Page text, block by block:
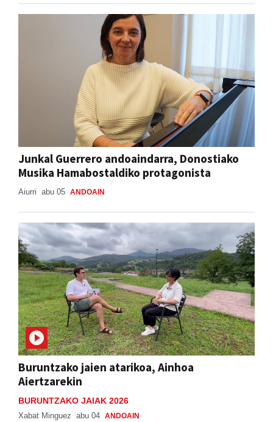
Junkal Guerrero andoaindarra, Donostiako
Musika Hamabostaldiko protagonista
Aiurri abu 05 ANDOAIN
Buruntzako jaien atarikoa, Ainhoa
Aiertzarekin
BURUNTZAKO JAIAK 2026
Xabat Minguez abu 04 ANDOAIN